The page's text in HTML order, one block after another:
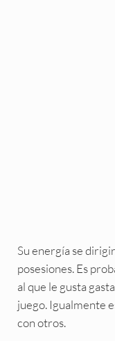
Su energía se
posesiones. Es
al que le gusta
juego. Igualmente
con otros.